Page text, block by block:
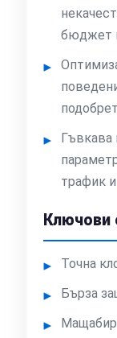
бюджет
Гъвкава
трафик и
Ключови
Точна
Бърза